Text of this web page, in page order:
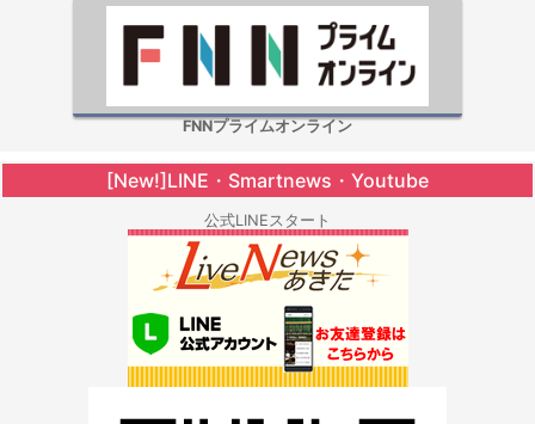
FNNプライムオンライン
[New!]LINE・Smartnews・Youtube
公式LINEスタート